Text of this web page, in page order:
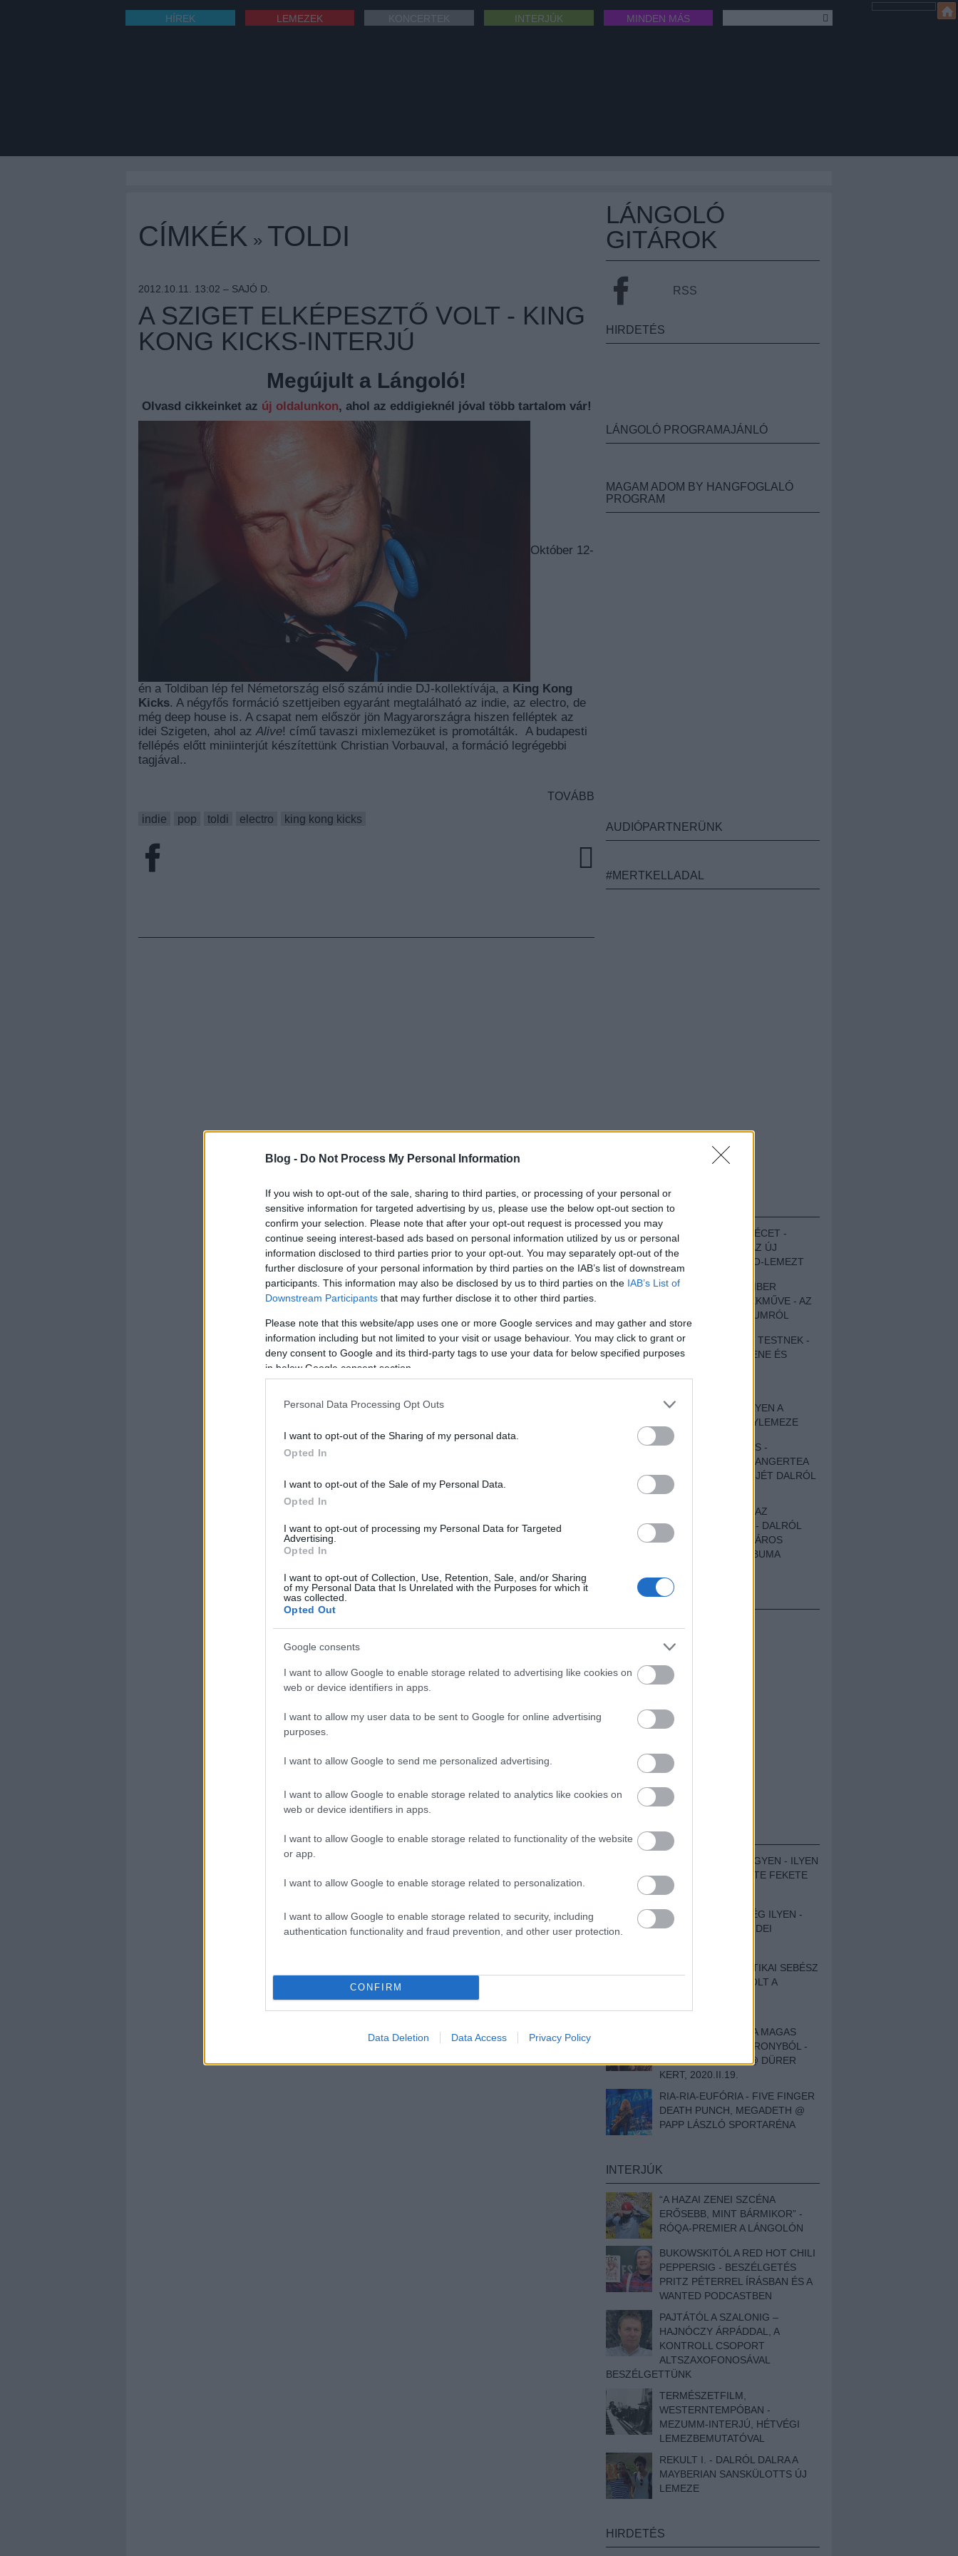
Blog - Do Not Process My Personal Information
If you wish to opt-out of the sale, sharing to third parties, or processing of your personal or
sensitive information for targeted advertising by us, please use the below opt-out section to
confirm your selection. Please note that after your opt-out request is processed you may
continue seeing interest-based ads based on personal information utilized by us or personal
information disclosed to third parties prior to your opt-out. You may separately opt-out of the
further disclosure of your personal information by third parties on the IAB’s list of downstream
participants. This information may also be disclosed by us to third parties on the IAB’s List of
Downstream Participants that may further disclose it to other third parties.
Please note that this website/app uses one or more Google services and may gather and store
information including but not limited to your visit or usage behaviour. You may click to grant or
deny consent to Google and its third-party tags to use your data for below specified purposes
in below Google consent section.
Personal Data Processing Opt Outs
I want to opt-out of the Sharing of my personal data.
Opted In
I want to opt-out of the Sale of my Personal Data.
Opted In
I want to opt-out of processing my Personal Data for Targeted
Advertising.
Opted In
I want to opt-out of Collection, Use, Retention, Sale, and/or Sharing
of my Personal Data that Is Unrelated with the Purposes for which it
was collected.
Opted Out
Google consents
I want to allow Google to enable storage related to advertising like cookies on
web or device identifiers in apps.
I want to allow my user data to be sent to Google for online advertising
purposes.
I want to allow Google to send me personalized advertising.
I want to allow Google to enable storage related to analytics like cookies on
web or device identifiers in apps.
I want to allow Google to enable storage related to functionality of the website
or app.
I want to allow Google to enable storage related to personalization.
I want to allow Google to enable storage related to security, including
authentication functionality and fraud prevention, and other user protection.
CONFIRM
Data Deletion Data Access Privacy Policy
HÍREK LEMEZEK INTERJÚK MINDEN MÁS
CÍMKÉK » TOLDI
2012.10.11. 13:02 – SAJÓ D.
A SZIGET ELKÉPESZTŐ VOLT - KING
KONG KICKS-INTERJÚ
Megújult a Lángoló!
Olvasd cikkeinket az új oldalunkon, ahol az eddigieknél jóval több tartalom vár!
Október 12-
én a Toldiban lép fel Németország első számú indie DJ-kollektívája, a King Kong
Kicks. A négyfős formáció szettjeiben egyaránt megtalálható az indie, az electro, de
még deep house is. A csapat nem először jön Magyarországra hiszen felléptek az
idei Szigeten, ahol azAlive! című tavaszi mixlemezüket is promotálták. A budapesti
fellépés előtt miniinterjút készítettünk Christian Vorbauval, a formáció legrégebbi
tagjával..
TOVÁBB
indie
pop toldi electro king kong kicks
LÁNGOLÓ
GITÁROK
RSS
HIRDETÉS
LÁNGOLÓ PROGRAMAJÁNLÓ
MAGAM ADOM BY HANGFOGLALÓ
PROGRAM
AUDIÓPARTNERÜNK
#MERTKELLADAL
EZT HALLGASD!
MEGUGROTTÁK A LÉCET -
MEGHALLGATTUK AZ ÚJ
PROTEST THE HERO-LEMEZT
EGY DÜHÖS VÉNEMBER
UNIVERZÁLIS REMEKMŰVE - AZ
ÚJ BOB DYLAN-ALBUMRÓL
ZENE LÉLEKNEK ÉS TESTNEK -
AUTENTIKUS NÉPZENE ÉS
SZOMORKODÁS - ILYEN A
KATATONIA ÚJ NAGYLEMEZE
CROCODILE NERVES -
HALLGASD MEG AZ ANGERTEA
MA MEGJELENT EP-JÉT DALRÓL
DALRA!
A FELELŐSSÉGTŐL AZ
ELLOPOTT FÖLDIG - DALRÓL
DALRA A KÉPZELT VÁROS
SAMIZDAT CÍMŰ ALBUMA
HIRDETÉS
BESZÁMOLÓK
ZENÉS TÁBOR A HEGYEN - ILYEN
VOLT A VÍRUS SZÜLTE FEKETE
ZAJ FESZTIVÁL
SOHA NEM VOLT MÉG ILYEN -
BESZÁMOLÓNK AZ IDEI
EGY HALLÁSPLASZTIKAI SEBÉSZ
NAPLÓJA - ILYEN VOLT A
DOKUMENTUMFILM
MÉLY FÉRFIBÁNAT A MAGAS
ELEFÁNTCSONTTORONYBÓL -
LEPROUS, KLONE @ DÜRER
KERT, 2020.II.19.
RIA-RIA-EUFÓRIA - FIVE FINGER
DEATH PUNCH, MEGADETH @
PAPP LÁSZLÓ SPORTARÉNA
INTERJÚK
“A HAZAI ZENEI SZCÉNA
ERŐSEBB, MINT BÁRMIKOR” -
RÓQA-PREMIER A LÁNGOLÓN
BUKOWSKITÓL A RED HOT CHILI
PEPPERSIG - BESZÉLGETÉS
PRITZ PÉTERREL ÍRÁSBAN ÉS A
WANTED PODCASTBEN
PAJTÁTÓL A SZALONIG –
HAJNÓCZY ÁRPÁDDAL, A
KONTROLL CSOPORT
ALTSZAXOFONOSÁVAL
BESZÉLGETTÜNK
TERMÉSZETFILM,
WESTERNTEMPÓBAN -
MEZUMM-INTERJÚ, HÉTVÉGI
LEMEZBEMUTATÓVAL
REKULT I. - DALRÓL DALRA A
MAYBERIAN SANSKÜLOTTS ÚJ
LEMEZE
HIRDETÉS